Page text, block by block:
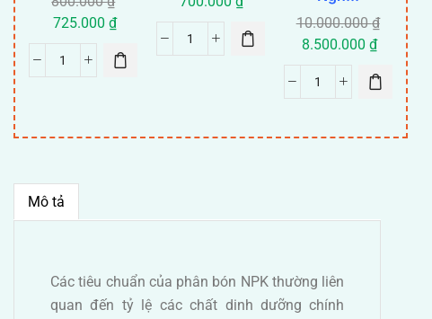
725.000 ₫
10.000.000₫
8.500.000 ₫
Mô tả
Các tiêu chuẩn của phân bón NPK thường liên
quan đến tỷ lệ các chất dinh dưỡng chính